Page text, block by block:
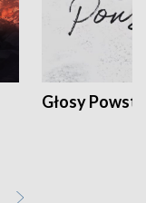
Głosy